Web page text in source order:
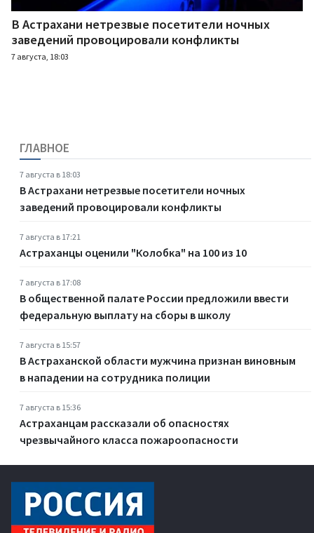
В Астрахани нетрезвые посетители ночных
заведений провоцировали конфликты
7 августа, 18:03
ГЛАВНОЕ
7 августа в 18:03
В Астрахани нетрезвые посетители ночных
заведений провоцировали конфликты
7 августа в 17:21
Астраханцы оценили "Колобка" на 100 из 10
7 августа в 17:08
В общественной палате России предложили ввести
федеральную выплату на сборы в школу
7 августа в 15:57
В Астраханской области мужчина признан виновным
в нападении на сотрудника полиции
7 августа в 15:36
Астраханцам рассказали об опасностях
чрезвычайного класса пожароопасности